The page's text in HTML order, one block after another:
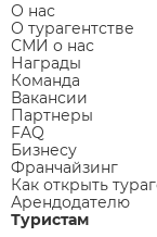
О нас
О турагентстве
СМИ о нас
Награды
Команда
Вакансии
Партнеры
FAQ
Бизнесу
Франчайзинг
Как открыть
Арендодателю
Туристам